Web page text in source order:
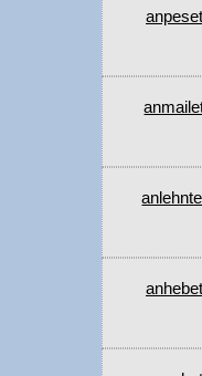
anpeset
anhebet